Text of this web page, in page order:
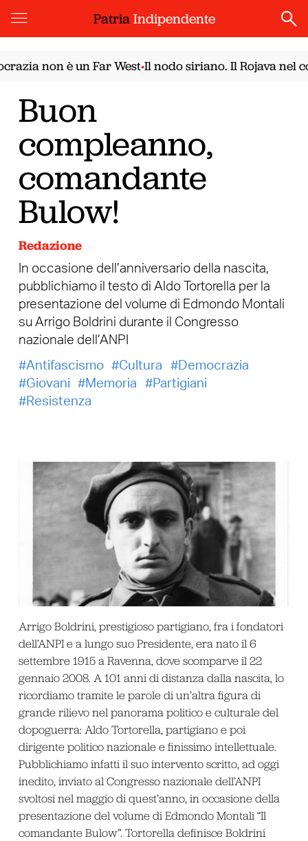
PatriaIndipendente
non è un Far West•Il nodo siriano. Il Rojava nel
Buon
compleanno,
comandante
Bulow!
Redazione
In occasione dell’anniversario della nascita,
pubblichiamo il testo di Aldo Tortorella per la
presentazione del volume di Edmondo Montali
su Arrigo Boldrini durante il Congresso
nazionale dell’ANPI
Antifascismo
Cultura
Democrazia
Giovani
Memoria
Partigiani
Resistenza
Arrigo Boldrini, prestigioso partigiano, fra i fondatori
dell’ANPI e a lungo suo Presidente, era nato il 6
settembre 1915 a Ravenna, dove scomparve il 22
gennaio 2008. A 101 anni di distanza dalla nascita, lo
ricordiamo tramite le parole di un’altra figura di
grande rilievo nel panorama politico e culturale del
dopoguerra: Aldo Tortorella, partigiano e poi
dirigente politico nazionale e finissimo intellettuale.
Pubblichiamo infatti il suo intervento scritto, ad oggi
inedito, inviato al Congresso nazionale dell’ANPI
svoltosi nel maggio di quest’anno, in occasione della
presentazione del volume di Edmondo Montali “Il
comandante Bulow”. Tortorella definisce Boldrini